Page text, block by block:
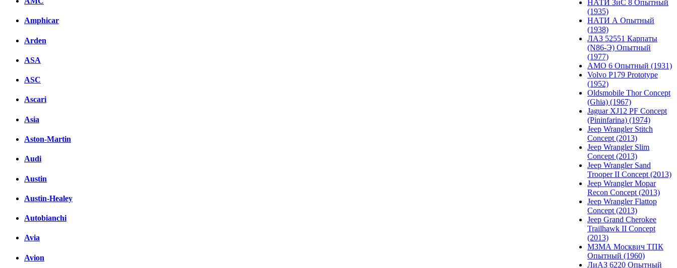
Amphicar
Arden
ASA
ASC
Ascari
Asia
Aston-Martin
Audi
Austin
Austin-Healey
Autobianchi
Avia
Avion
НАТИ ЗиС 8 Опытный
(1935)
НАТИ А Опытный
(1938)
ЛАЗ 52551 Карпаты
(N86-Э) Опытный
(1977)
АМО 6 Опытный (1931)
Volvo P179 Prototype
(1952)
Oldsmobile Thor Concept
(Ghia) (1967)
Jaguar XJ12 PF Concept
(Pininfarina) (1974)
Jeep Wrangler Stitch
Concept (2013)
Jeep Wrangler Slim
Concept (2013)
Jeep Wrangler Sand
Trooper II Concept (2013)
Jeep Wrangler Mopar
Recon Concept (2013)
Jeep Wrangler Flattop
Concept (2013)
Jeep Grand Cherokee
Trailhawk II Concept
(2013)
МЗМА Москвич ТПК
Опытный (1960)
ЛиАЗ 6220 Опытный